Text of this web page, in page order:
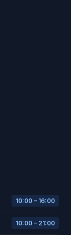
10:00 – 16:00
10:00 – 21:00